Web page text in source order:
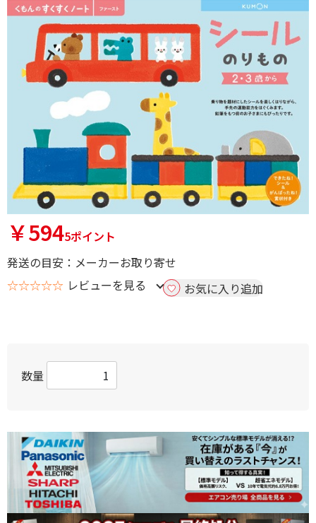
￥5945ポイント
発送の目安：メーカーお取り寄せ
☆☆☆☆☆ レビューを見る お気に入り追加
数量